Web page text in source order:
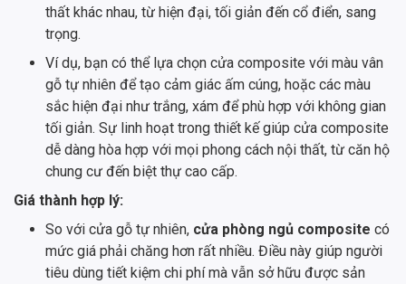
thất khác nhau, từ hiện đại, tối giản đến cổ điển, sang
trọng.
Ví dụ, bạn có thể lựa chọn cửa composite với màu vân
gỗ tự nhiên để tạo cảm giác ấm cúng, hoặc các màu
sắc hiện đại như trắng, xám để phù hợp với không gian
tối giản. Sự linh hoạt trong thiết kế giúp cửa composite
dễ dàng hòa hợp với mọi phong cách nội thất, từ căn hộ
chung cư đến biệt thự cao cấp.
Giá thành hợp lý:
So với cửa gỗ tự nhiên, cửa phòng ngủ composite có
mức giá phải chăng hơn rất nhiều. Điều này giúp người
tiêu dùng tiết kiệm chi phí mà vẫn sở hữu được sản